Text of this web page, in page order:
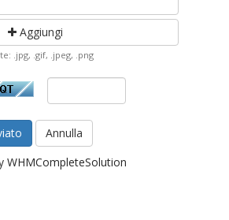
Aggiungi
.jpg, .gif, .jpeg, .png
Annulla
WHMCompleteSolution